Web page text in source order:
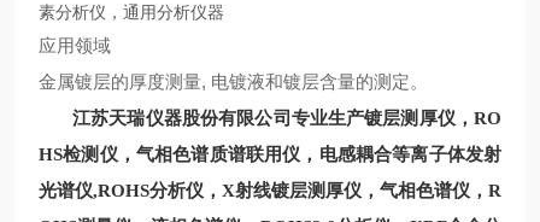
素分析仪，通用分析仪器
应用领域
金属镀层的厚度测量, 电镀液和镀层含量的测定。
江苏天瑞仪器股份有限公司 专业生产镀层测厚仪，RO
HS检测仪 ，气相色谱质谱联用仪 ， 电感耦合等离子体发射
光谱仪,ROHS分析仪 ， X射线镀层测厚仪，气相色谱仪， R